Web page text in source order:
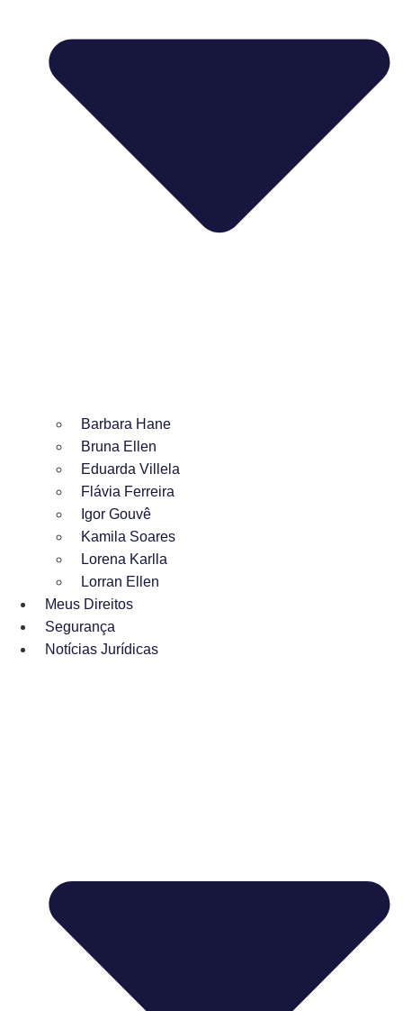
Barbara Hane
Bruna Ellen
Eduarda Villela
Flávia Ferreira
Igor Gouvê
Kamila Soares
Lorena Karlla
Lorran Ellen
Meus Direitos
Segurança
Notícias Jurídicas